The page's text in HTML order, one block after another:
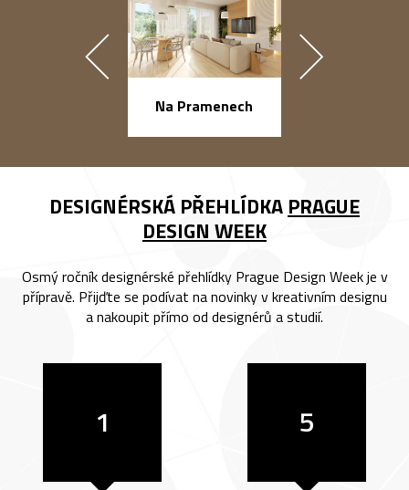
Na Pramenech
DESIGNÉRSKÁ PŘEHLÍDKA PRAGUE
DESIGN WEEK
Osmý ročník designérské přehlídky Prague Design Week je v
přípravě. Přijďte se podívat na novinky v kreativním designu
a nakoupit přímo od designérů a studií.
1 5